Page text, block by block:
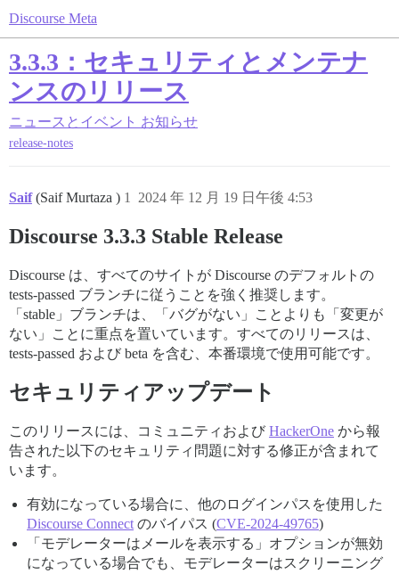
Discourse Meta
3.3.3：セキュリティとメンテナ
ンスのリリース
ニュースとイベント お知らせ
release-notes
Saif (Saif Murtaza ) 2024 年 12 月 19 日午後 4:53
1
Discourse 3.3.3 Stable Release
Discourse は、すべてのサイトが Discourse のデフォルトの
tests-passed ブランチに従うことを強く推奨します。
「stable」ブランチは、「バグがない」ことよりも「変更が
ない」ことに重点を置いています。すべてのリリースは、
tests-passed および beta を含む、本番環境で使用可能です。
セキュリティアップデート
このリリースには、コミュニティおよび HackerOne から報
告された以下のセキュリティ問題に対する修正が含まれて
います。
有効になっている場合に、他のログインパスを使用した
Discourse Connect のバイパス (CVE-2024-49765)
「モデレーターはメールを表示する」オプションが無効
になっている場合でも、モデレーターはスクリーニング